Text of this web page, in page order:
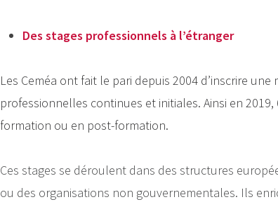
Des stages professionnels à l’étranger
Les Ceméa ont fait le pari depuis 2004 d’inscrire
professionnelles continues et initiales. Ainsi en
formation ou en post-formation.
Ces stages se déroulent dans des structures
ou des organisations non gouvernementales. Ils